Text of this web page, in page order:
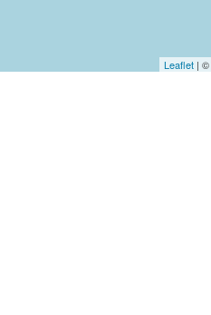
Leaflet | ©